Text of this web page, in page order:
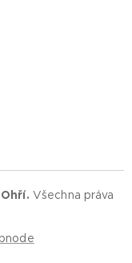
Všechna práva